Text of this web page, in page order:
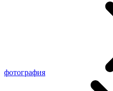
фотография